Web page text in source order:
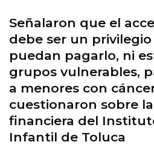
Señalaron que el
debe ser un
puedan pagarlo, ni
grupos vulnerables,
a menores con
cuestionaron sobre
financiera del
Infantil de Toluca